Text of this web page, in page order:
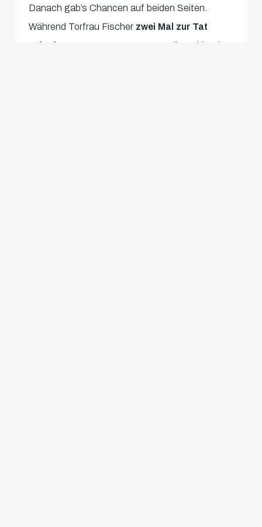
Danach gab’s Chancen auf beiden Seiten.
Während Torfrau Fischer zwei Mal zur Tat
schreiten
musste, verpasste Emelie Kobler via